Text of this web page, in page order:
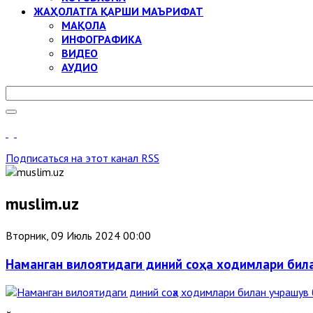
ЖАҲОЛАТГА ҚАРШИ МАЪРИФАТ
МАҚОЛА
ИНФОГРАФИКА
ВИДЕО
АУДИО
Подписаться на этот канал RSS
muslim.uz
Вторник, 09 Июль 2024 00:00
Наманган вилоятидаги диний соҳа ходимлари